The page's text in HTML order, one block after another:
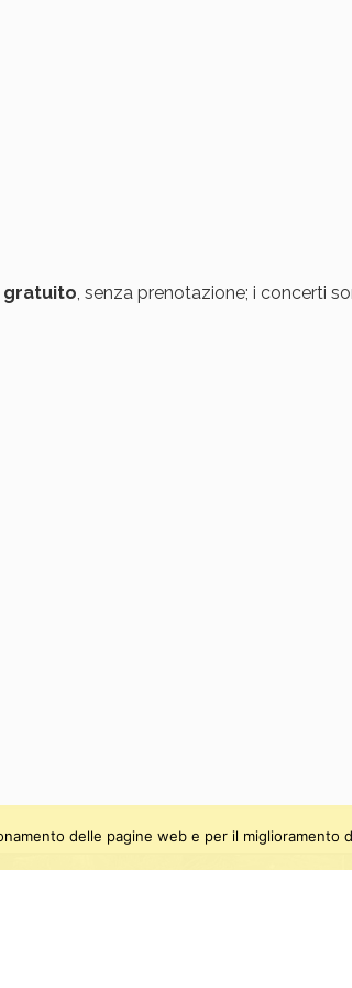
gratuito , senza prenotazione; i concerti
delle pagine web e per il miglioramento